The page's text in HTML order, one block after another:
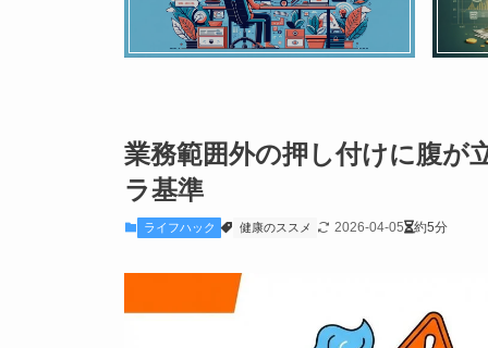
業務範囲外の押し付けに腹が
ラ基準
ライフハック 健康のススメ 2026-04-05 約5分